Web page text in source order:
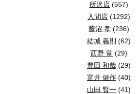
所沢店 (557)
入間店 (1292)
藤沼 孝 (236)
結城 義則 (62)
西野 覚 (29)
豊田 和哉 (29)
富井 健作 (40)
山田 賢一 (41)